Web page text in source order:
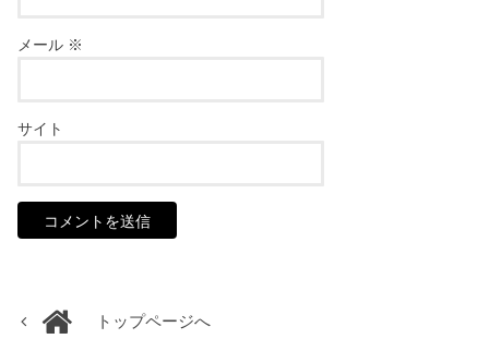
メール ※
サイト
トップページへ